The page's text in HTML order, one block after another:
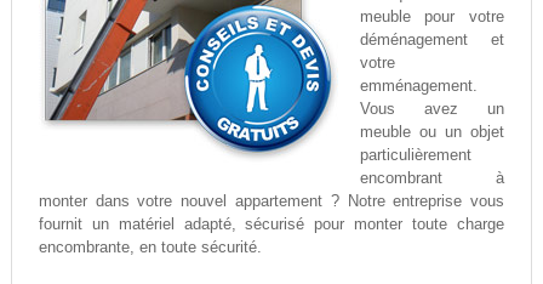
meuble pour votre
déménagement et
votre
emménagement.
Vous avez un
meuble ou un objet
particulièrement
encombrant à
monter dans votre nouvel appartement ? Notre entreprise vous
fournit un matériel adapté, sécurisé pour monter toute charge
encombrante, en toute sécurité.